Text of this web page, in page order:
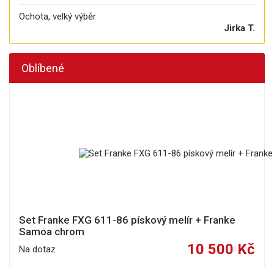
Ochota, velký výběr
Jirka T.
Oblíbené
Set Franke FXG 611-86 pískový melír + Franke
Samoa chrom
Na dotaz 10 500 Kč